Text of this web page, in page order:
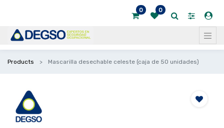
0 0
Products Mascarilla desechable celeste (caja de 50 unidades)